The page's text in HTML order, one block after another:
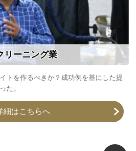
リーニング業
トを作るべきか？成功例を基にした提
た。
細はこちらへ